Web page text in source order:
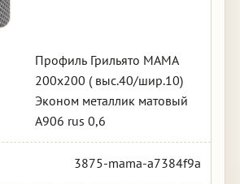
Профиль Грильято МАМА
200х200 ( выс.40/шир.10)
Эконом металлик матовый
А906 rus 0,6
3875-mama-a7384f9a